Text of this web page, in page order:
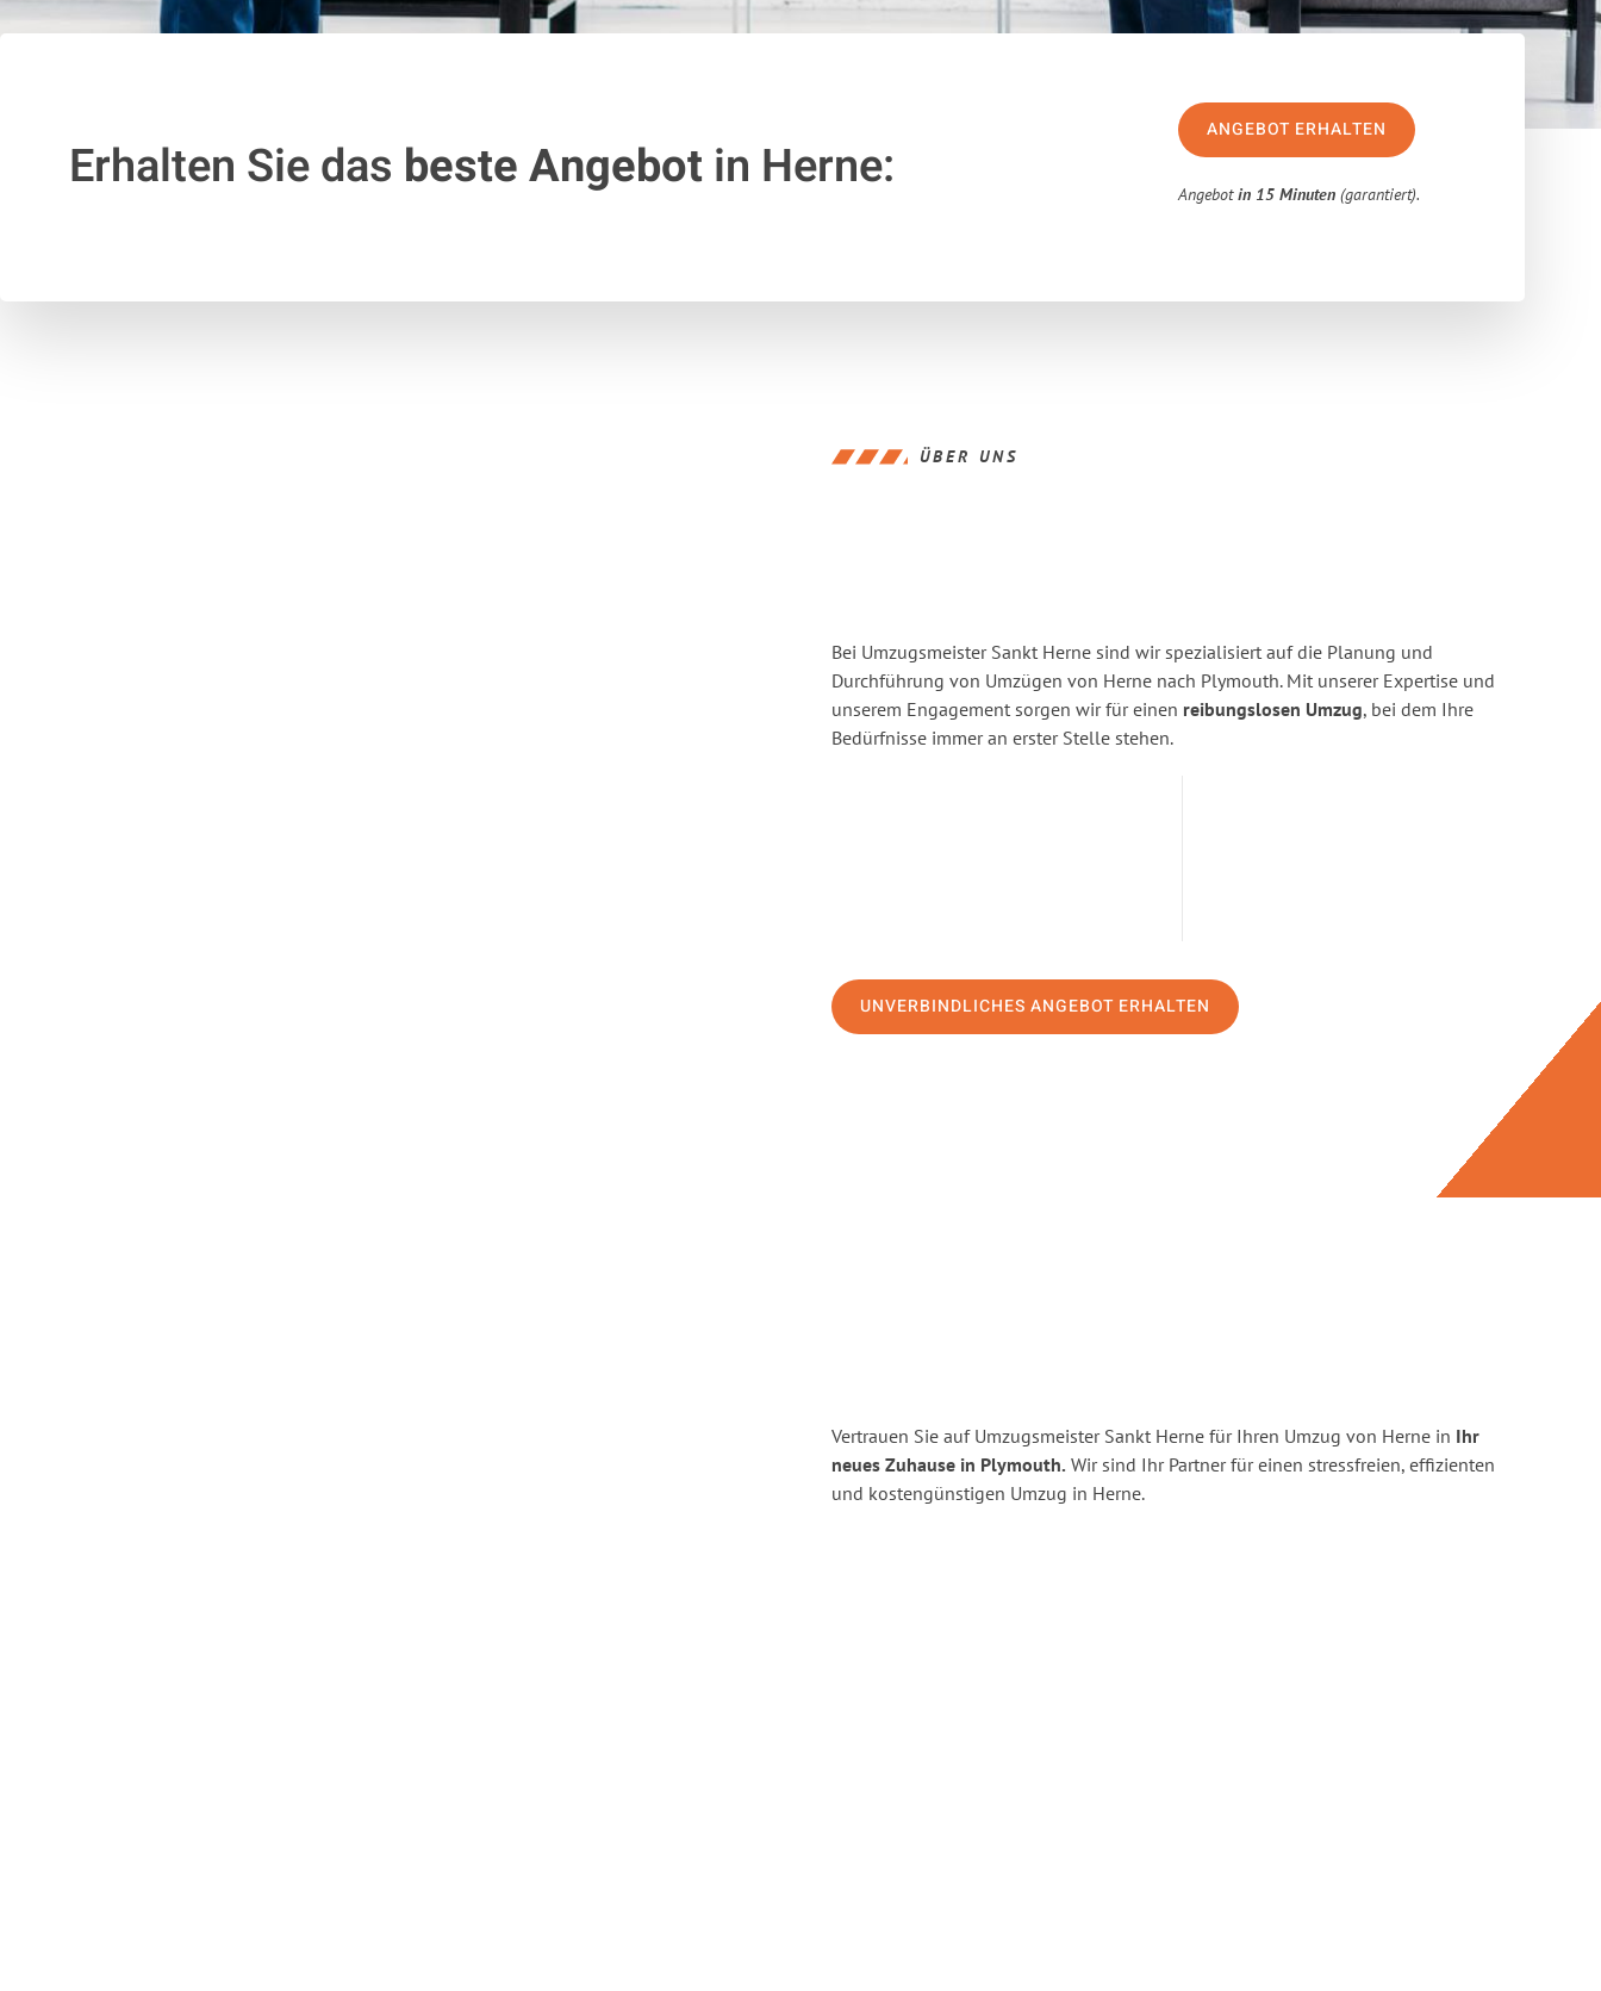
Erhalten Sie das beste Angebotin Herne:
ANGEBOT ERHALTEN
Angebotin 15 Minuten (garantiert).
ÜBER UNS
Bei Umzugsmeister Sankt Herne sind wir spezialisiert auf die Planung und
Durchführung von Umzügen von Herne nach Plymouth. Mit unserer Expertise und
unserem Engagement sorgen wir für einen reibungslosen Umzug, bei dem Ihre
Bedürfnisse immer an erster Stelle stehen.
UNVERBINDLICHES ANGEBOT ERHALTEN
Vertrauen Sie auf Umzugsmeister Sankt Herne für Ihren Umzug von Herne in Ihr
neues Zuhause in Plymouth. Wir sind Ihr Partner für einen stressfreien, effizienten
und kostengünstigen Umzug in Herne.